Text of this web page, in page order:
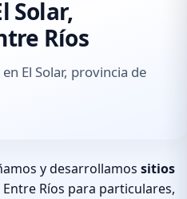
Solar,
Ríos
en El Solar, provincia de
y desarrollamos sitios
Ríos para particulares,